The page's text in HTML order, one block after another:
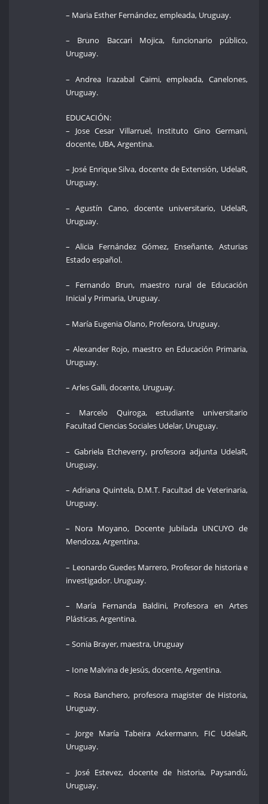
– Maria Esther Fernández, empleada, Uruguay.
– Bruno Baccari Mojica, funcionario público,
Uruguay.
– Andrea Irazabal Caimi, empleada, Canelones,
Uruguay.
EDUCACIÓN:
– Jose Cesar Villarruel, Instituto Gino Germani,
docente, UBA, Argentina.
– José Enrique Silva, docente de Extensión, UdelaR,
Uruguay.
– Agustín Cano, docente universitario, UdelaR,
Uruguay.
– Alicia Fernández Gómez, Enseñante, Asturias
Estado español.
– Fernando Brun, maestro rural de Educación
Inicial y Primaria, Uruguay.
– María Eugenia Olano, Profesora, Uruguay.
– Alexander Rojo, maestro en Educación Primaria,
Uruguay.
– Arles Galli, docente, Uruguay.
– Marcelo Quiroga, estudiante universitario
Facultad Ciencias Sociales Udelar, Uruguay.
– Gabriela Etcheverry, profesora adjunta UdelaR,
Uruguay.
– Adriana Quintela, D.M.T. Facultad de Veterinaria,
Uruguay.
– Nora Moyano, Docente Jubilada UNCUYO de
Mendoza, Argentina.
– Leonardo Guedes Marrero, Profesor de historia e
investigador. Uruguay.
– María Fernanda Baldini, Profesora en Artes
Plásticas, Argentina.
– Sonia Brayer, maestra, Uruguay
– Ione Malvina de Jesús, docente, Argentina.
– Rosa Banchero, profesora magister de Historia,
Uruguay.
– Jorge María Tabeira Ackermann, FIC UdelaR,
Uruguay.
– José Estevez, docente de historia, Paysandú,
Uruguay.